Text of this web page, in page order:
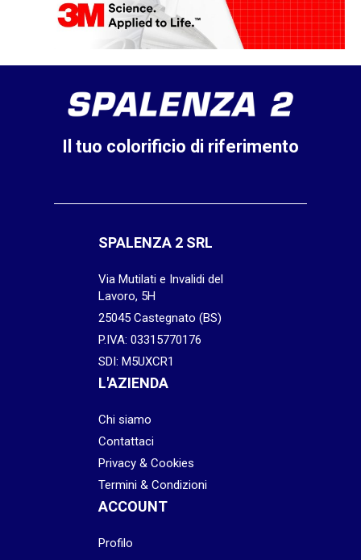
Il tuo colorificio di riferimento
SPALENZA 2 SRL
Via Mutilati e Invalidi del
Lavoro, 5H
25045 Castegnato (BS)
P.IVA: 03315770176
SDI: M5UXCR1
L'AZIENDA
Chi siamo
Contattaci
Privacy & Cookies
Termini & Condizioni
ACCOUNT
Profilo